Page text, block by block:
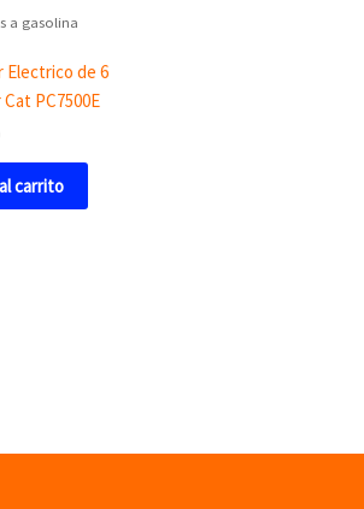
a gasolina
Electrico de 6
PC7500E
carrito